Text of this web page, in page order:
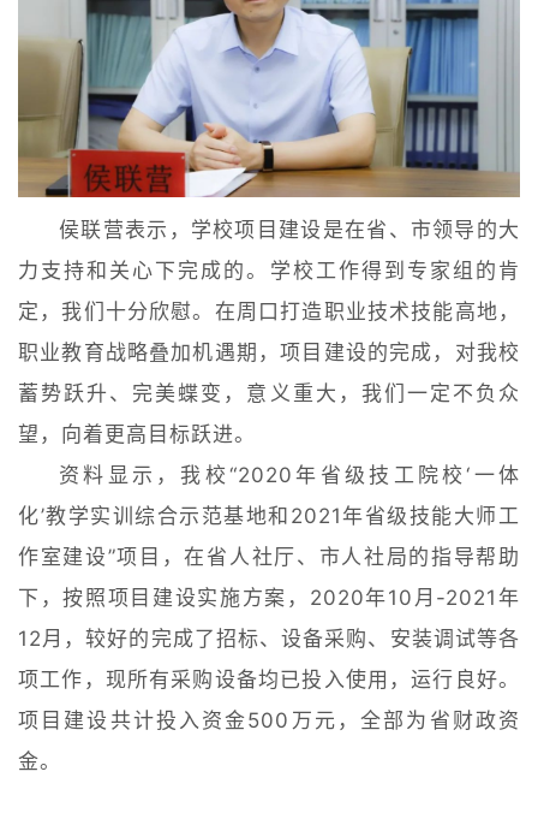
侯联营表示，学校项目建设是在省、市领导的大
力支持和关心下完成的。学校工作得到专家组的肯
定，我们十分欣慰。在周口打造职业技术技能高地，
职业教育战略叠加机遇期，项目建设的完成，对我校
蓄势跃升、完美蝶变，意义重大，我们一定不负众
望，向着更高目标跃进。
资料显示，我校“2020年省级技工院校‘一体
化’教学实训综合示范基地和2021年省级技能大师工
作室建设”项目，在省人社厅、市人社局的指导帮助
下，按照项目建设实施方案，2020年10月-2021年
12月，较好的完成了招标、设备采购、安装调试等各
项工作，现所有采购设备均已投入使用，运行良好。
项目建设共计投入资金500万元，全部为省财政资
金。